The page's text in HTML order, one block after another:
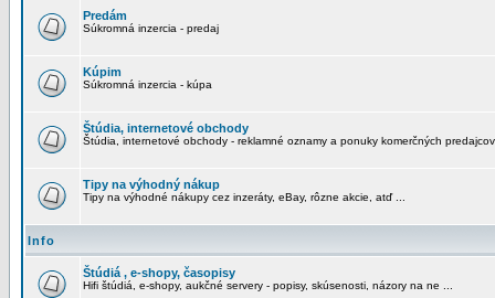
Predám
Súkromná inzercia - predaj
Kúpim
Súkromná inzercia - kúpa
Štúdia, internetové obchody
Štúdia, internetové obchody - reklamné oznamy a ponuky komerčných predajcov
Tipy na výhodný nákup
Tipy na výhodné nákupy cez inzeráty, eBay, rôzne akcie, atď ...
Info
Štúdiá , e-shopy, časopisy
Hifi štúdiá, e-shopy, aukčné servery - popisy, skúsenosti, názory na ne ...